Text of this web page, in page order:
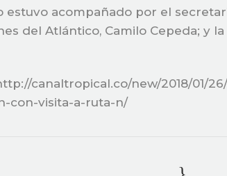
estuvo acompañado por el
del Atlántico, Camilo Cepeda; y
canaltropical.co/new/2018/01/
con-visita-a-ruta-n/